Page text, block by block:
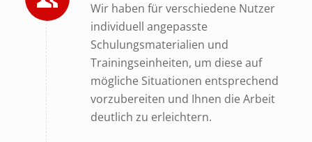
Wir haben für verschiedene Nutzer
individuell angepasste
Schulungsmaterialien und
Trainingseinheiten, um diese auf
mögliche Situationen entsprechend
vorzubereiten und Ihnen die Arbeit
deutlich zu erleichtern.